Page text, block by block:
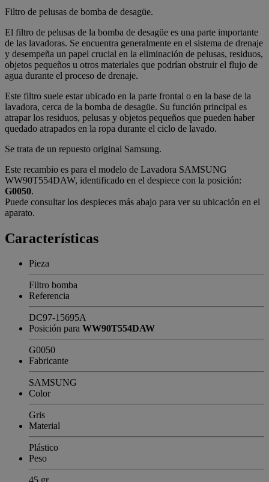
Filtro de pelusas de bomba de desagüe.
El filtro de pelusas de la bomba de desagüe es una parte importante
de las lavadoras. Se encuentra generalmente en el sistema de drenaje
y desempeña un papel crucial en la eliminación de pelusas, residuos,
objetos pequeños u otros materiales que podrían obstruir el flujo de
agua durante el proceso de drenaje.
Este filtro suele estar ubicado en la parte frontal o en la base de la
lavadora, cerca de la bomba de desagüe. Su función principal es
atrapar los residuos, pelusas y objetos pequeños que pueden haber
quedado atrapados en la ropa durante el ciclo de lavado.
Se trata de un repuesto original Samsung.
Este recambio es para el modelo de Lavadora SAMSUNG
WW90T554DAW, identificado en el despiece con la posición:
G0050.
Puede consultar los despieces más abajo para ver su ubicación en el
aparato.
Características
Pieza
Filtro bomba
Referencia
DC97-15695A
Posición para WW90T554DAW
G0050
Fabricante
SAMSUNG
Color
Gris
Material
Plástico
Peso